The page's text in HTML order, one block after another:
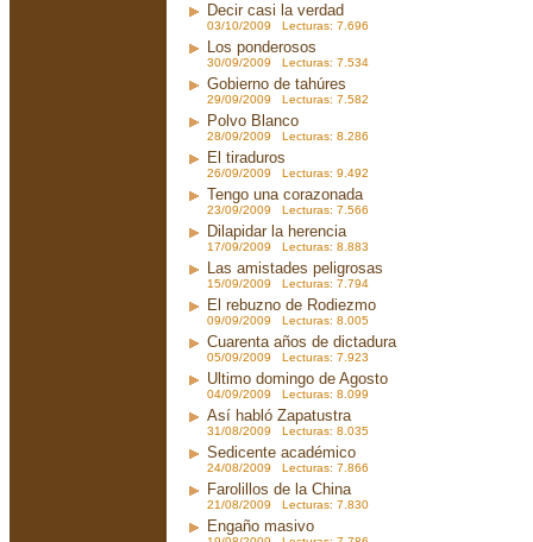
Decir casi la verdad
03/10/2009 Lecturas: 7.696
Los ponderosos
30/09/2009 Lecturas: 7.534
Gobierno de tahúres
29/09/2009 Lecturas: 7.582
Polvo Blanco
28/09/2009 Lecturas: 8.286
El tiraduros
26/09/2009 Lecturas: 9.492
Tengo una corazonada
23/09/2009 Lecturas: 7.566
Dilapidar la herencia
17/09/2009 Lecturas: 8.883
Las amistades peligrosas
15/09/2009 Lecturas: 7.794
El rebuzno de Rodiezmo
09/09/2009 Lecturas: 8.005
Cuarenta años de dictadura
05/09/2009 Lecturas: 7.923
Ultimo domingo de Agosto
04/09/2009 Lecturas: 8.099
Así habló Zapatustra
31/08/2009 Lecturas: 8.035
Sedicente académico
24/08/2009 Lecturas: 7.866
Farolillos de la China
21/08/2009 Lecturas: 7.830
Engaño masivo